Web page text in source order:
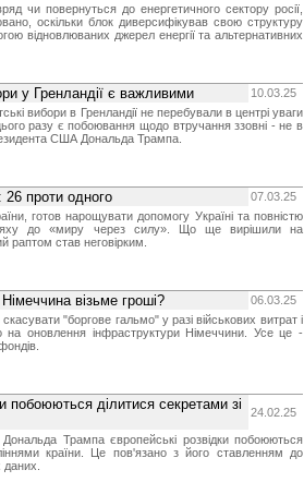
чи повернуться до енергетичного сектору росії,
оскільки блок диверсифікував свою структуру
відновлюваних джерел енергії та альтернативних
у Гренландії є важливими
10.03.25
вибори в Гренландії не перебували в центрі уваги
разу є побоювання щодо втручання ззовні - не в
США Дональда Трампа.
проти одного
07.03.25
готов нарощувати допомогу Україні та повністю
до «миру через силу». Що ще вирішили на
раптом став неговірким.
візьме гроші?
06.03.25
"боргове гальмо" у разі військових витрат і
на оновлення інфраструктури Німеччини. Усе це -
побоюються ділитися секретами зі
24.02.25
Трампа європейські розвідки побоюються
країни. Це пов'язано з його ставленням до